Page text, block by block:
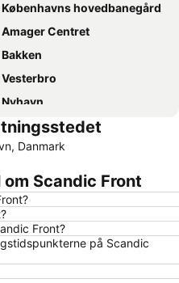
Københavns hovedbanegård
Amager Centret
Bakken
Vesterbro
Nyhavn
Valbyparken
Parken Stadium
Fisketorvet
Kongens Nytorv
Operaen
Roskilde Festival
Malmö Centralstation
Danmark
Scandic Front
Front?
på Scandic